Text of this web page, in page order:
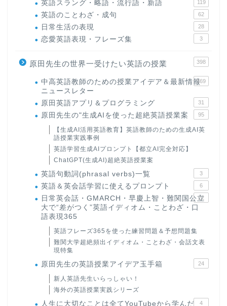
英語スラング・略語・流行語・新語 119
英語のことわざ・成句 62
日常生活の表現 28
恋愛英語表現・フレーズ集 3
原田先生の世界一受けたい英語の授業 398
中高英語教師のための授業アイデア＆最新情報
ニュースレター
169
原田英語アプリ＆プログラミング 31
原田先生の"生成AIを使った超絶英語授業案 95
【生成AI活用英語教育】英語教師のための生成AI英
語授業実践事例
英語学習生成AIプロンプト【都立AI完全対応】
ChatGPT(生成AI)超絶英語授業案
英語句動詞(phrasal verbs)一覧 3
英語＆英会話学習に使えるプロンプト 6
日常英会話・GMARCH・早慶上智・難関国公立
大で“差がつく”英語イディオム・ことわざ・口
語表現365
22
英語フレーズ365を使った練習問題＆予想問題集
難関大学超絶頻出イディオム・ことわざ・会話文表
現特集
原田先生の英語授業アイデア玉手箱 24
新人英語先生いらっしゃい！
海外の英語授業実践シリーズ
人生に大切なことは全てYouTubeから学んだ 4